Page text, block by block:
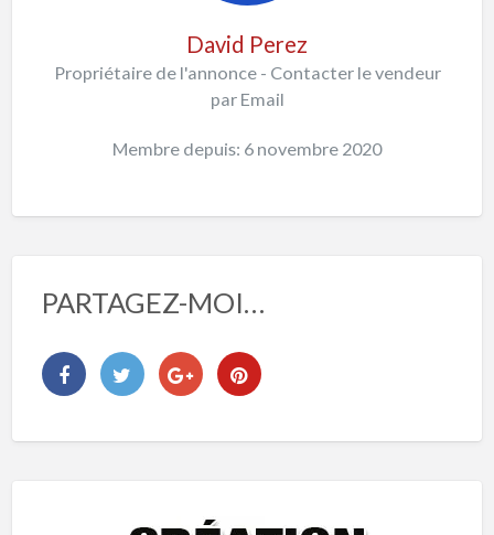
David Perez
Propriétaire de l'annonce - Contacter le vendeur
par Email
Membre depuis: 6 novembre 2020
PARTAGEZ-MOI…